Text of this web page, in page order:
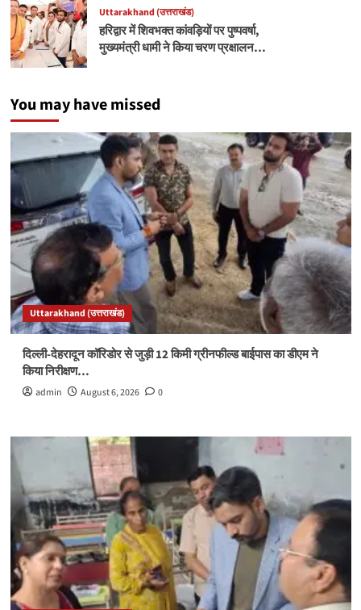
Uttarakhand (उत्तराखंड)
हरिद्वार में शिवभक्त कांवड़ियों पर पुष्पवर्षा,
मुख्यमंत्री धामी ने किया चरण प्रक्षालन…
You may have missed
Uttarakhand (उत्तराखंड)
दिल्ली-देहरादून कॉरिडोर से जुड़ी 12 किमी ग्रीनफील्ड बाईपास का डीएम ने
किया निरीक्षण…
admin August 6, 2026 0